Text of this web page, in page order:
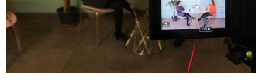
Destek Olduğum Projeler